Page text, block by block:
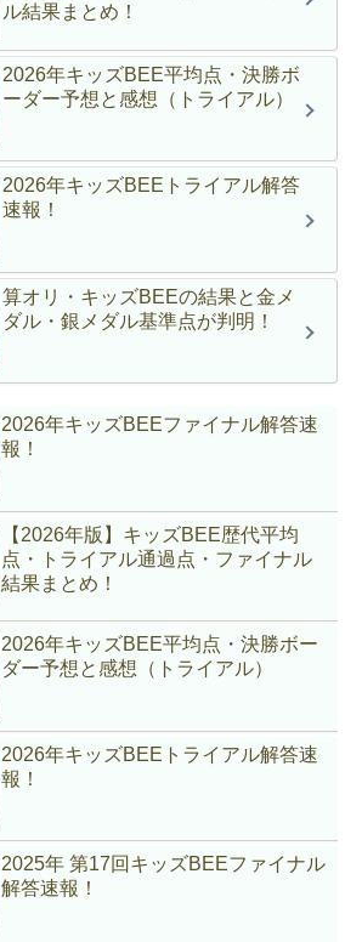
ル結果まとめ！
2026年キッズBEE平均点・決勝ボ
ーダー予想と感想（トライアル）
2026年キッズBEEトライアル解答
速報！
算オリ・キッズBEEの結果と金メ
ダル・銀メダル基準点が判明！
2026年キッズBEEファイナル解答速
報！
【2026年版】キッズBEE歴代平均
点・トライアル通過点・ファイナル
結果まとめ！
2026年キッズBEE平均点・決勝ボー
ダー予想と感想（トライアル）
2026年キッズBEEトライアル解答速
報！
2025年 第17回キッズBEEファイナル
解答速報！